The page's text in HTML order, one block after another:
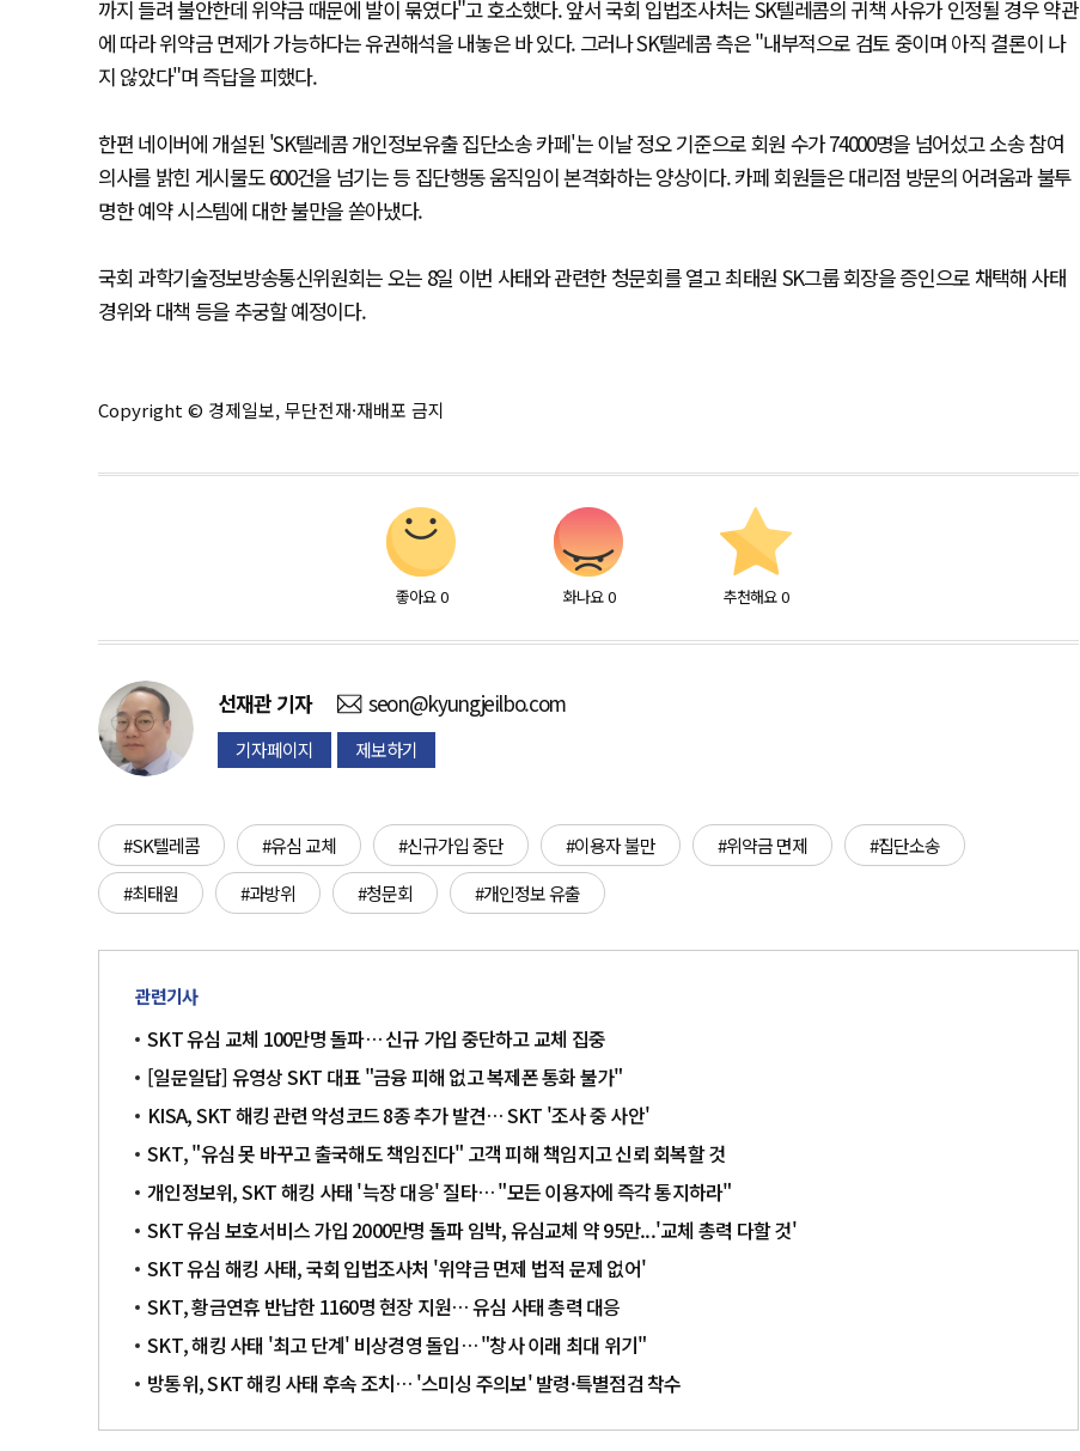
까지 들려 불안한데 위약금 때문에 발이 묶였다"고 호소했다. 앞서 국회 입법조사처는 SK텔레콤의 귀책 사유가 인정될 경우 약관
에 따라 위약금 면제가 가능하다는 유권해석을 내놓은 바 있다. 그러나 SK텔레콤 측은 "내부적으로 검토 중이며 아직 결론이 나
지 않았다"며 즉답을 피했다.
한편 네이버에 개설된 'SK텔레콤 개인정보유출 집단소송 카페'는 이날 정오 기준으로 회원 수가 74000명을 넘어섰고 소송 참여
의사를 밝힌 게시물도 600건을 넘기는 등 집단행동 움직임이 본격화하는 양상이다. 카페 회원들은 대리점 방문의 어려움과 불투
명한 예약 시스템에 대한 불만을 쏟아냈다.
국회 과학기술정보방송통신위원회는 오는 8일 이번 사태와 관련한 청문회를 열고 최태원 SK그룹 회장을 증인으로 채택해 사태
경위와 대책 등을 추궁할 예정이다.
Copyright © 경제일보, 무단전재·재배포 금지
좋아요 0 화나요 0 추천해요 0
선재관 기자 seon@kyungjeilbo.com
기자페이지 제보하기
#SK텔레콤 #유심 교체 #신규가입 중단 #이용자 불만 #위약금 면제
#집단소송
#최태원
#과방위 #청문회 #개인정보 유출
관련기사
SKT 유심 교체 100만명 돌파… 신규 가입 중단하고 교체 집중
[일문일답] 유영상 SKT 대표 "금융 피해 없고 복제폰 통화 불가"
KISA, SKT 해킹 관련 악성코드 8종 추가 발견… SKT '조사 중 사안'
SKT, "유심 못 바꾸고 출국해도 책임진다" 고객 피해 책임지고 신뢰 회복할 것
개인정보위, SKT 해킹 사태 '늑장 대응' 질타… "모든 이용자에 즉각 통지하라"
SKT 유심 보호서비스 가입 2000만명 돌파 임박, 유심교체 약 95만...'교체 총력 다할 것'
SKT 유심 해킹 사태, 국회 입법조사처 '위약금 면제 법적 문제 없어'
SKT, 황금연휴 반납한 1160명 현장 지원… 유심 사태 총력 대응
SKT, 해킹 사태 '최고 단계' 비상경영 돌입… "창사 이래 최대 위기"
방통위, SKT 해킹 사태 후속 조치… '스미싱 주의보' 발령·특별점검 착수